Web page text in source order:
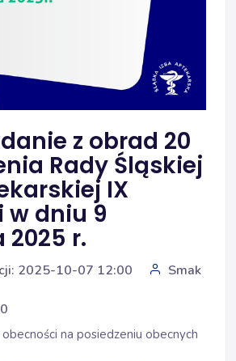
z obrad 20
Rady Śląskiej
IX
w dniu 9
2025 r.
2025-10-07 12:00
Smak
na posiedzeniu obecnych